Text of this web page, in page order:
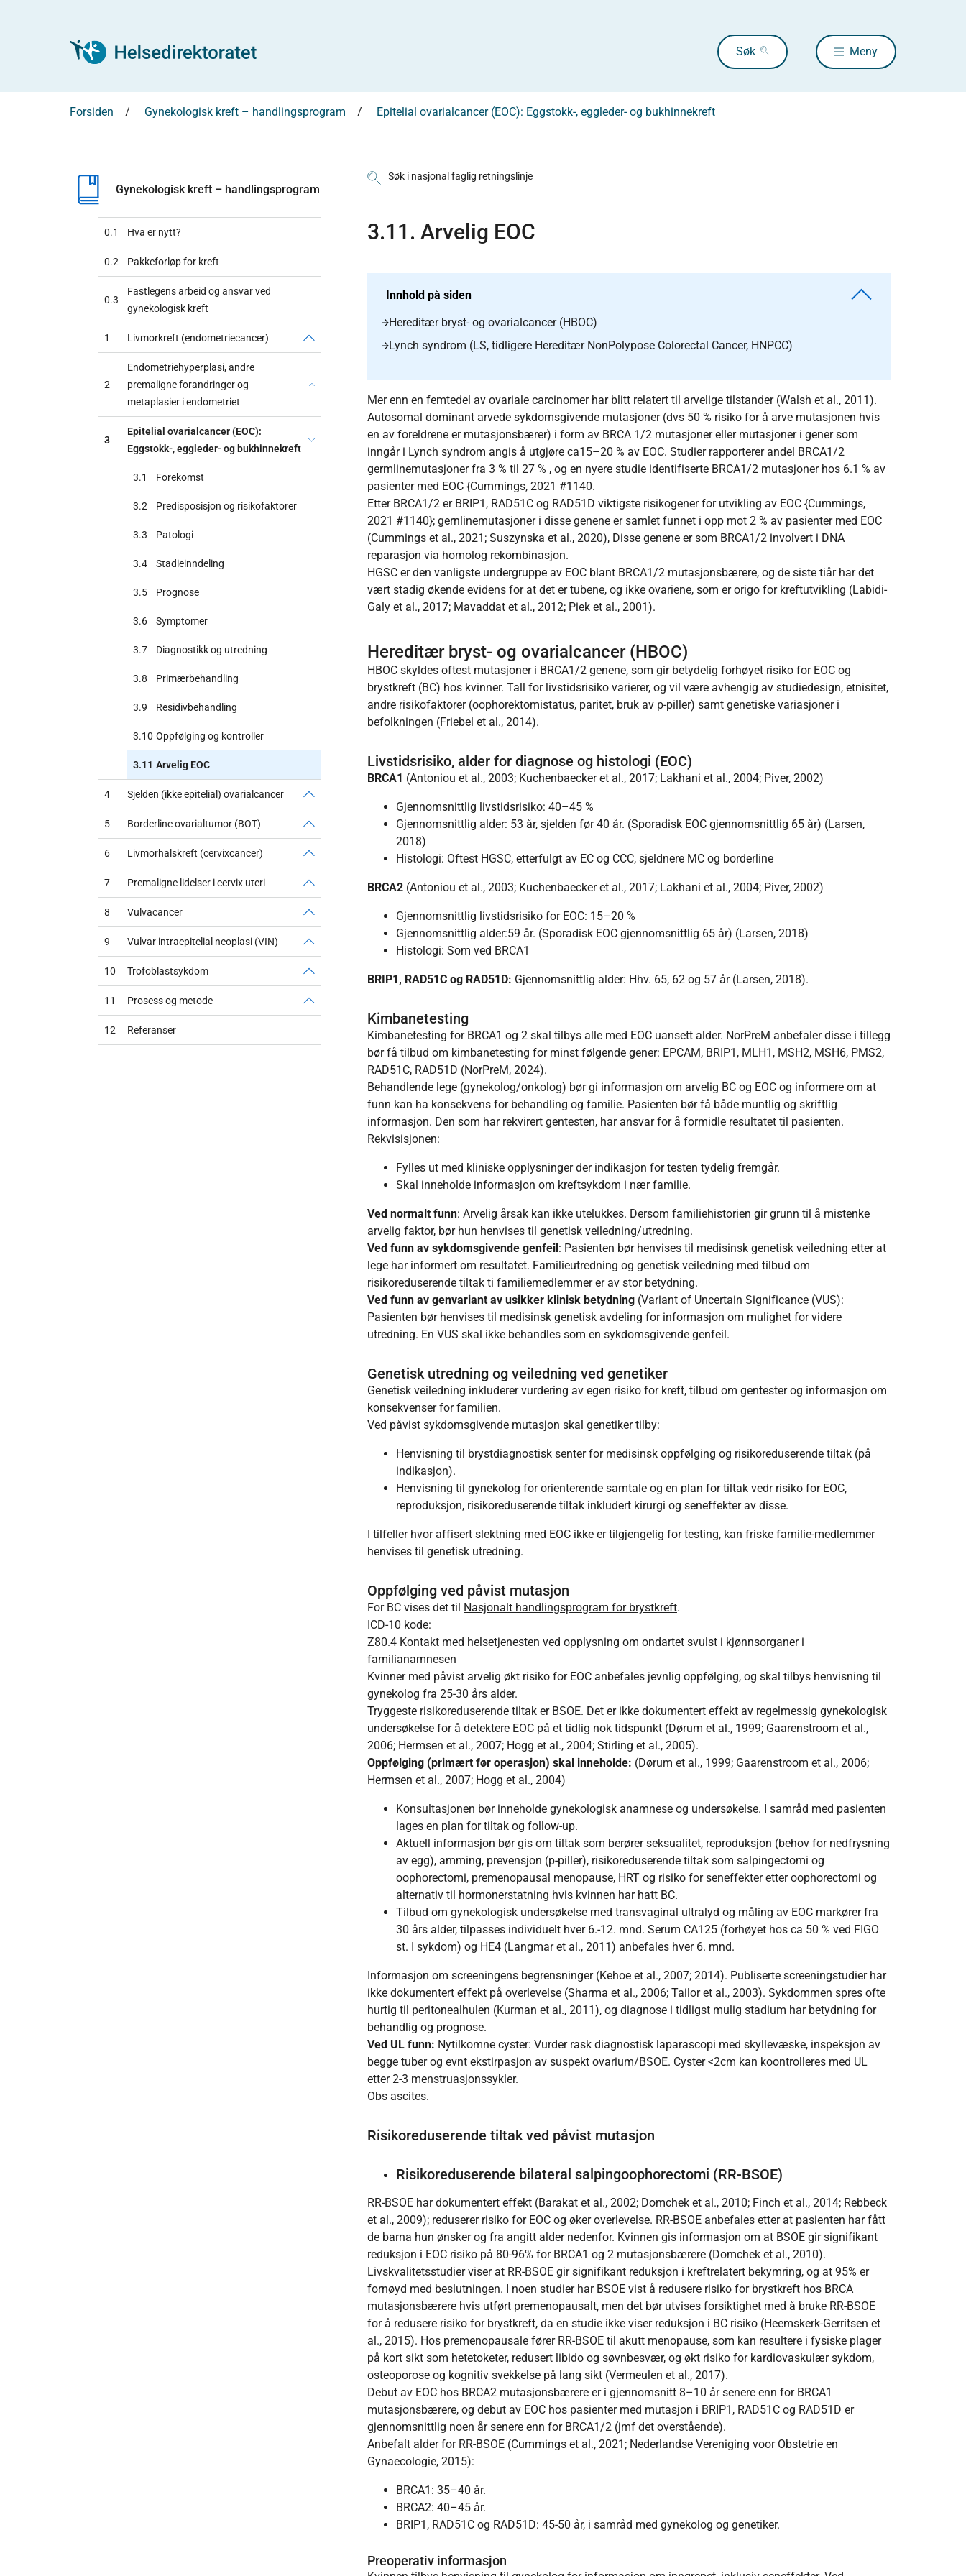
Søk Meny
Forsiden Gynekologisk kreft – handlingsprogram Epitelial ovarialcancer (EOC): Eggstokk-, eggleder- og bukhinnekreft
Gynekologisk kreft – handlingsprogram
0.1 Hva er nytt?
0.2 Pakkeforløp for kreft
0.3
Fastlegens arbeid og ansvar ved
gynekologisk kreft
1 Livmorkreft (endometriecancer)
2
Endometriehyperplasi, andre
premaligne forandringer og
metaplasier i endometriet
3
Epitelial ovarialcancer (EOC):
Eggstokk-, eggleder- og bukhinnekreft
3.1 Forekomst
3.2 Predisposisjon og risikofaktorer
3.3 Patologi
3.4 Stadieinndeling
3.5 Prognose
3.6 Symptomer
3.7 Diagnostikk og utredning
3.8 Primærbehandling
3.9 Residivbehandling
3.10 Oppfølging og kontroller
3.11 Arvelig EOC
4 Sjelden (ikke epitelial) ovarialcancer
5 Borderline ovarialtumor (BOT)
6 Livmorhalskreft (cervixcancer)
7 Premaligne lidelser i cervix uteri
8 Vulvacancer
9 Vulvar intraepitelial neoplasi (VIN)
10 Trofoblastsykdom
11 Prosess og metode
12 Referanser
Søk i nasjonal faglig retningslinje
3.11. Arvelig EOC
Innhold på siden
Hereditær bryst- og ovarialcancer (HBOC)
Lynch syndrom (LS, tidligere Hereditær NonPolypose Colorectal Cancer, HNPCC)
Mer enn en femtedel av ovariale carcinomer har blitt relatert til arvelige tilstander (Walsh et al., 2011).
Autosomal dominant arvede sykdomsgivende mutasjoner (dvs 50 % risiko for å arve mutasjonen hvis
en av foreldrene er mutasjonsbærer) i form av BRCA 1/2 mutasjoner eller mutasjoner i gener som
inngår i Lynch syndrom angis å utgjøre ca15–20 % av EOC. Studier rapporterer andel BRCA1/2
germlinemutasjoner fra 3 % til 27 % , og en nyere studie identifiserte BRCA1/2 mutasjoner hos 6.1 % av
pasienter med EOC {Cummings, 2021 #1140.
Etter BRCA1/2 er BRIP1, RAD51C og RAD51D viktigste risikogener for utvikling av EOC {Cummings,
2021 #1140}; gernlinemutasjoner i disse genene er samlet funnet i opp mot 2 % av pasienter med EOC
(Cummings et al., 2021; Suszynska et al., 2020), Disse genene er som BRCA1/2 involvert i DNA
reparasjon via homolog rekombinasjon.
HGSC er den vanligste undergruppe av EOC blant BRCA1/2 mutasjonsbærere, og de siste tiår har det
vært stadig økende evidens for at det er tubene, og ikke ovariene, som er origo for kreftutvikling (Labidi-
Galy et al., 2017; Mavaddat et al., 2012; Piek et al., 2001).
Hereditær bryst- og ovarialcancer (HBOC)
HBOC skyldes oftest mutasjoner i BRCA1/2 genene, som gir betydelig forhøyet risiko for EOC og
brystkreft (BC) hos kvinner. Tall for livstidsrisiko varierer, og vil være avhengig av studiedesign, etnisitet,
andre risikofaktorer (oophorektomistatus, paritet, bruk av p-piller) samt genetiske variasjoner i
befolkningen (Friebel et al., 2014).
Livstidsrisiko, alder for diagnose og histologi (EOC)
BRCA1 (Antoniou et al., 2003; Kuchenbaecker et al., 2017; Lakhani et al., 2004; Piver, 2002)
Gjennomsnittlig livstidsrisiko: 40–45 %
Gjennomsnittlig alder: 53 år, sjelden før 40 år. (Sporadisk EOC gjennomsnittlig 65 år) (Larsen,
2018)
Histologi: Oftest HGSC, etterfulgt av EC og CCC, sjeldnere MC og borderline
BRCA2 (Antoniou et al., 2003; Kuchenbaecker et al., 2017; Lakhani et al., 2004; Piver, 2002)
Gjennomsnittlig livstidsrisiko for EOC: 15–20 %
Gjennomsnittlig alder:59 år. (Sporadisk EOC gjennomsnittlig 65 år) (Larsen, 2018)
Histologi: Som ved BRCA1
BRIP1, RAD51C og RAD51D: Gjennomsnittlig alder: Hhv. 65, 62 og 57 år (Larsen, 2018).
Kimbanetesting
Kimbanetesting for BRCA1 og 2 skal tilbys alle med EOC uansett alder. NorPreM anbefaler disse i tillegg
bør få tilbud om kimbanetesting for minst følgende gener: EPCAM, BRIP1, MLH1, MSH2, MSH6, PMS2,
RAD51C, RAD51D (NorPreM, 2024).
Behandlende lege (gynekolog/onkolog) bør gi informasjon om arvelig BC og EOC og informere om at
funn kan ha konsekvens for behandling og familie. Pasienten bør få både muntlig og skriftlig
informasjon. Den som har rekvirert gentesten, har ansvar for å formidle resultatet til pasienten.
Rekvisisjonen:
Fylles ut med kliniske opplysninger der indikasjon for testen tydelig fremgår.
Skal inneholde informasjon om kreftsykdom i nær familie.
Ved normalt funn: Arvelig årsak kan ikke utelukkes. Dersom familiehistorien gir grunn til å mistenke
arvelig faktor, bør hun henvises til genetisk veiledning/utredning.
Ved funn av sykdomsgivende genfeil: Pasienten bør henvises til medisinsk genetisk veiledning etter at
lege har informert om resultatet. Familieutredning og genetisk veiledning med tilbud om
risikoreduserende tiltak ti familiemedlemmer er av stor betydning.
Ved funn av genvariant av usikker klinisk betydning (Variant of Uncertain Significance (VUS):
Pasienten bør henvises til medisinsk genetisk avdeling for informasjon om mulighet for videre
utredning. En VUS skal ikke behandles som en sykdomsgivende genfeil.
Genetisk utredning og veiledning ved genetiker
Genetisk veiledning inkluderer vurdering av egen risiko for kreft, tilbud om gentester og informasjon om
konsekvenser for familien.
Ved påvist sykdomsgivende mutasjon skal genetiker tilby:
Henvisning til brystdiagnostisk senter for medisinsk oppfølging og risikoreduserende tiltak (på
indikasjon).
Henvisning til gynekolog for orienterende samtale og en plan for tiltak vedr risiko for EOC,
reproduksjon, risikoreduserende tiltak inkludert kirurgi og seneffekter av disse.
I tilfeller hvor affisert slektning med EOC ikke er tilgjengelig for testing, kan friske familie-medlemmer
henvises til genetisk utredning.
Oppfølging ved påvist mutasjon
For BC vises det til Nasjonalt handlingsprogram for brystkreft.
ICD-10 kode:
Z80.4 Kontakt med helsetjenesten ved opplysning om ondartet svulst i kjønnsorganer i
familianamnesen
Kvinner med påvist arvelig økt risiko for EOC anbefales jevnlig oppfølging, og skal tilbys henvisning til
gynekolog fra 25-30 års alder.
Tryggeste risikoreduserende tiltak er BSOE. Det er ikke dokumentert effekt av regelmessig gynekologisk
undersøkelse for å detektere EOC på et tidlig nok tidspunkt (Dørum et al., 1999; Gaarenstroom et al.,
2006; Hermsen et al., 2007; Hogg et al., 2004; Stirling et al., 2005).
Oppfølging (primært før operasjon) skal inneholde: (Dørum et al., 1999; Gaarenstroom et al., 2006;
Hermsen et al., 2007; Hogg et al., 2004)
Konsultasjonen bør inneholde gynekologisk anamnese og undersøkelse. I samråd med pasienten
lages en plan for tiltak og follow-up.
Aktuell informasjon bør gis om tiltak som berører seksualitet, reproduksjon (behov for nedfrysning
av egg), amming, prevensjon (p-piller), risikoreduserende tiltak som salpingectomi og
oophorectomi, premenopausal menopause, HRT og risiko for seneffekter etter oophorectomi og
alternativ til hormonerstatning hvis kvinnen har hatt BC.
Tilbud om gynekologisk undersøkelse med transvaginal ultralyd og måling av EOC markører fra
30 års alder, tilpasses individuelt hver 6.-12. mnd. Serum CA125 (forhøyet hos ca 50 % ved FIGO
st. I sykdom) og HE4 (Langmar et al., 2011) anbefales hver 6. mnd.
Informasjon om screeningens begrensninger (Kehoe et al., 2007; 2014). Publiserte screeningstudier har
ikke dokumentert effekt på overlevelse (Sharma et al., 2006; Tailor et al., 2003). Sykdommen spres ofte
hurtig til peritonealhulen (Kurman et al., 2011), og diagnose i tidligst mulig stadium har betydning for
behandlig og prognose.
Ved UL funn: Nytilkomne cyster: Vurder rask diagnostisk laparascopi med skyllevæske, inspeksjon av
begge tuber og evnt ekstirpasjon av suspekt ovarium/BSOE. Cyster <2cm kan koontrolleres med UL
etter 2-3 menstruasjonssykler.
Obs ascites.
Risikoreduserende tiltak ved påvist mutasjon
Risikoreduserende bilateral salpingoophorectomi (RR-BSOE)
RR-BSOE har dokumentert effekt (Barakat et al., 2002; Domchek et al., 2010; Finch et al., 2014; Rebbeck
et al., 2009); reduserer risiko for EOC og øker overlevelse. RR-BSOE anbefales etter at pasienten har fått
de barna hun ønsker og fra angitt alder nedenfor. Kvinnen gis informasjon om at BSOE gir signifikant
reduksjon i EOC risiko på 80-96% for BRCA1 og 2 mutasjonsbærere (Domchek et al., 2010).
Livskvalitetsstudier viser at RR-BSOE gir signifikant reduksjon i kreftrelatert bekymring, og at 95% er
fornøyd med beslutningen. I noen studier har BSOE vist å redusere risiko for brystkreft hos BRCA
mutasjonsbærere hvis utført premenopausalt, men det bør utvises forsiktighet med å bruke RR-BSOE
for å redusere risiko for brystkreft, da en studie ikke viser reduksjon i BC risiko (Heemskerk-Gerritsen et
al., 2015). Hos premenopausale fører RR-BSOE til akutt menopause, som kan resultere i fysiske plager
på kort sikt som hetetoketer, redusert libido og søvnbesvær, og økt risiko for kardiovaskulær sykdom,
osteoporose og kognitiv svekkelse på lang sikt (Vermeulen et al., 2017).
Debut av EOC hos BRCA2 mutasjonsbærere er i gjennomsnitt 8–10 år senere enn for BRCA1
mutasjonsbærere, og debut av EOC hos pasienter med mutasjon i BRIP1, RAD51C og RAD51D er
gjennomsnittlig noen år senere enn for BRCA1/2 (jmf det overstående).
Anbefalt alder for RR-BSOE (Cummings et al., 2021; Nederlandse Vereniging voor Obstetrie en
Gynaecologie, 2015):
BRCA1: 35–40 år.
BRCA2: 40–45 år.
BRIP1, RAD51C og RAD51D: 45-50 år, i samråd med gynekolog og genetiker.
Preoperativ informasjon